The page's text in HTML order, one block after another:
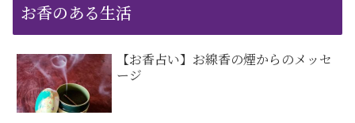
お香のある生活
【お香占い】お線香の煙からのメッセ
ージ